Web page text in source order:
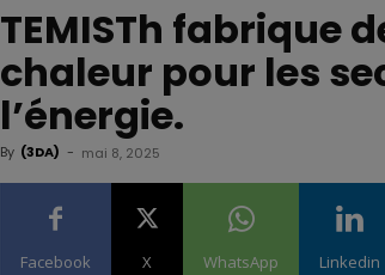
TEMISTh fabrique
chaleur pour les
l’énergie.
By (3DA) - mai 8, 2025
Facebook X WhatsApp Linkedin